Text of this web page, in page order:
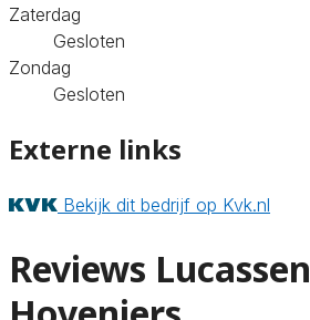
Zaterdag
Gesloten
Zondag
Gesloten
Externe links
Bekijk dit bedrijf op Kvk.nl
Reviews Lucassen